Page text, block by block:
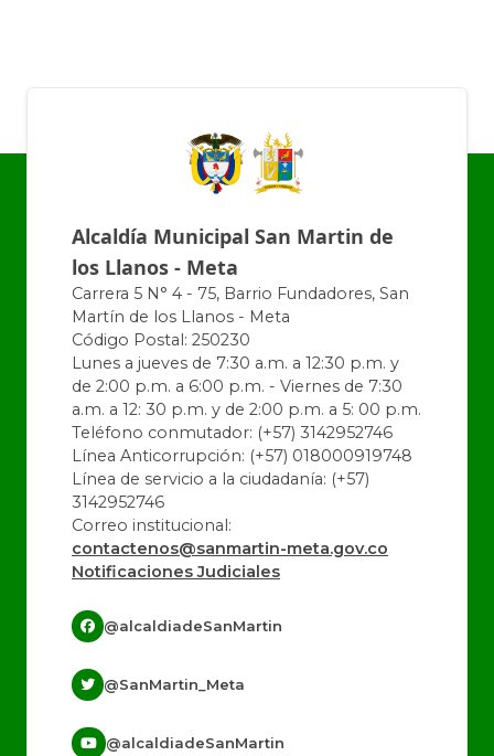
Alcaldía Municipal San Martin de
los Llanos - Meta
Carrera 5 N° 4 - 75, Barrio Fundadores, San
Martín de los Llanos - Meta
Código Postal: 250230
Lunes a jueves de 7:30 a.m. a 12:30 p.m. y
de 2:00 p.m. a 6:00 p.m. - Viernes de 7:30
a.m. a 12: 30 p.m. y de 2:00 p.m. a 5: 00 p.m.
Teléfono conmutador: (+57) 3142952746
Línea Anticorrupción: (+57) 018000919748
Línea de servicio a la ciudadanía: (+57)
3142952746
Correo institucional:
contactenos@sanmartin-meta.gov.co
Notificaciones Judiciales
@alcaldiadeSanMartin
@SanMartin_Meta
@alcaldiadeSanMartin